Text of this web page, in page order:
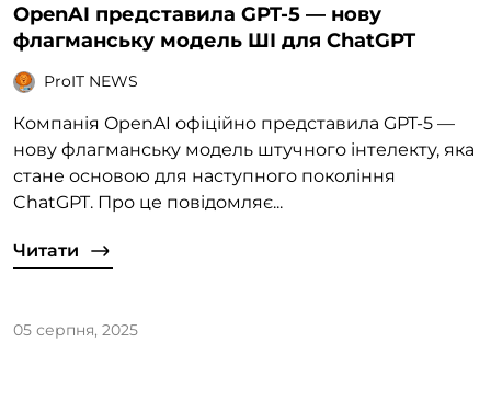
OpenAI представила GPT-5 — нову
флагманську модель ШІ для ChatGPT
ProIT NEWS
Компанія OpenAI офіційно представила GPT-5 —
нову флагманську модель штучного інтелекту, яка
стане основою для наступного покоління
ChatGPT. Про це повідомляє...
Читати
05 серпня, 2025